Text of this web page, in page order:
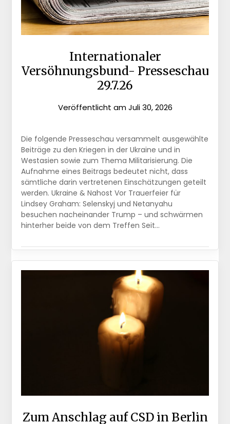
Internationaler
Versöhnungsbund- Presseschau
29.7.26
Veröffentlicht amJuli 30, 2026
Die folgende Presseschau versammelt ausgewählte
Beiträge zu den Kriegen in der Ukraine und in
Westasien sowie zum Thema Militarisierung. Die
Aufnahme eines Beitrags bedeutet nicht, dass
sämtliche darin vertretenen Einschätzungen geteilt
werden. Ukraine & Nahost Vor Trauerfeier für
Lindsey Graham: Selenskyj und Netanyahu
besuchen nacheinander Trump – und schwärmen
hinterher beide von dem Treffen Seit…
Zum Anschlag auf CSD in Berlin